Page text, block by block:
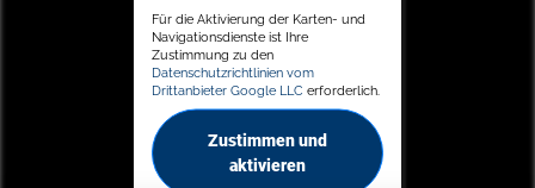
Für die Aktivierung der Karten- und
Navigationsdienste ist Ihre
Zustimmung zu den
Datenschutzrichtlinien vom
Drittanbieter Google LLC erforderlich.
Zustimmen und
aktivieren